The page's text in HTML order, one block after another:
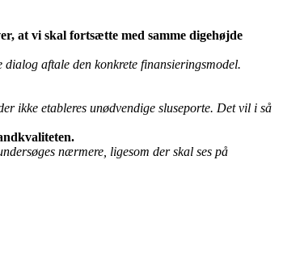
at vi skal fortsætte med samme digehøjde
aftale den konkrete finansieringsmodel.
ikke etableres unødvendige sluseporte. Det vil i så
nærmere, ligesom der skal ses på